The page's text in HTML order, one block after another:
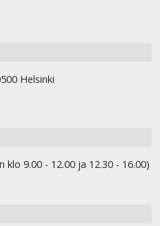
Helsinki
klo 9.00 - 12.00 ja 12.30 - 16.00)